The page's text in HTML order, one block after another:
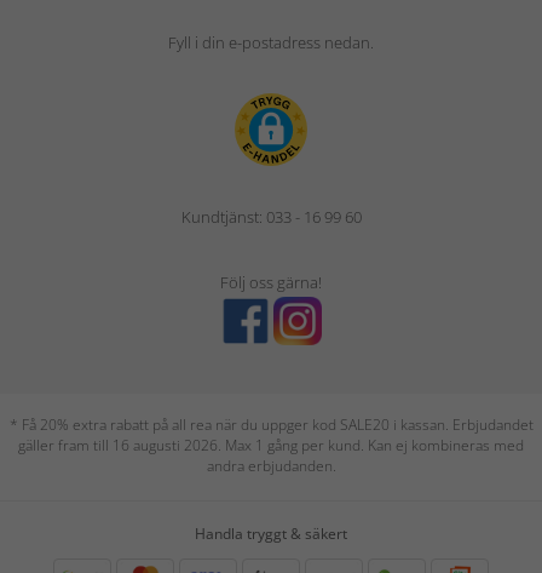
Fyll i din e-postadress nedan.
Kundtjänst: 033 - 16 99 60
Följ oss gärna!
* Få 20% extra rabatt på all rea när du uppger kod SALE20 i kassan. Erbjudandet
gäller fram till 16 augusti 2026. Max 1 gång per kund. Kan ej kombineras med
andra erbjudanden.
Handla tryggt & säkert